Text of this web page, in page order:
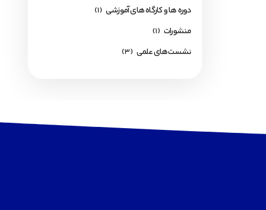
دوره ها و کارگاه های آموزشی (1)
منشورات (1)
نشست‌های علمی (3)